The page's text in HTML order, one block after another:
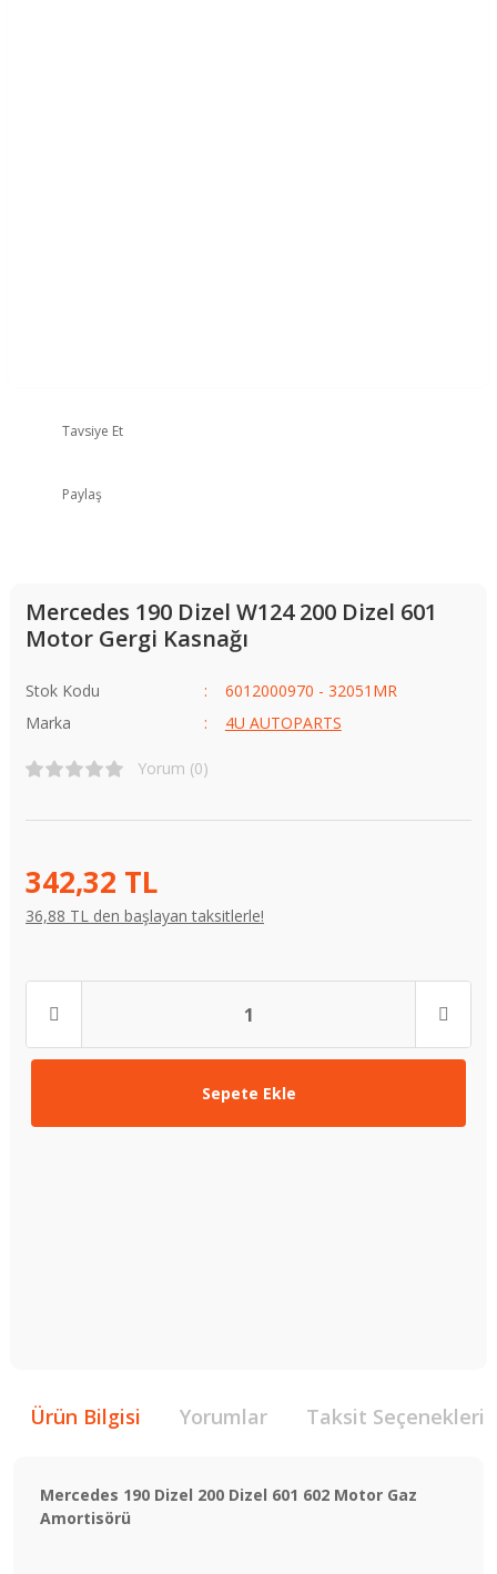
Tavsiye Et
Paylaş
Mercedes 190 Dizel W124 200 Dizel 601
Motor Gergi Kasnağı
Stok Kodu
6012000970 - 32051MR
Marka
4U AUTOPARTS
Yorum (0)
342,32 TL
36,88 TL den başlayan taksitlerle!
Sepete Ekle
Ürün Bilgisi Yorumlar Taksit Seçenekleri
Mercedes 190 Dizel 200 Dizel 601 602 Motor Gaz
Amortisörü